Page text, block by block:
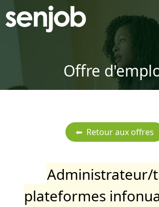
Offre
Administrateur/
plateformes